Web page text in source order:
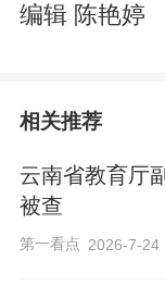
编辑 陈艳婷
相关推荐
云南省教育厅
被查
第一看点 2026-7-24